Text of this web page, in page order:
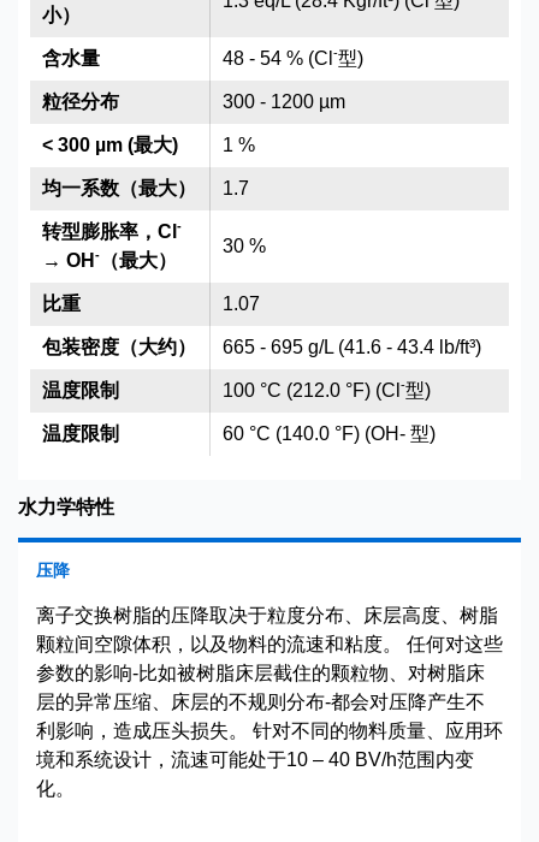
48 - 54 % (Cl -型)
300 - 1200 µm
1 %
1.7
30 %
1.07
665 - 695 g/L (41.6 - 43.4 lb/ft³)
100 °C (212.0 °F) (Cl -型)
60 °C (140.0 °F) (OH- 型)
小）
含水量
粒径分布
< 300 µm (最大)
均一系数（最大）
转型膨胀率，Cl -
→ OH - （最大）
比重
包装密度（大约）
温度限制
温度限制
水力学特性
压降
离子交换树脂的压降取决于粒度分布、床层高度、树脂
颗粒间空隙体积，以及物料的流速和粘度。 任何对这些
参数的影响-比如被树脂床层截住的颗粒物、对树脂床
层的异常压缩、床层的不规则分布-都会对压降产生不
利影响，造成压头损失。 针对不同的物料质量、应用环
境和系统设计，流速可能处于10 – 40 BV/h范围内变
化。